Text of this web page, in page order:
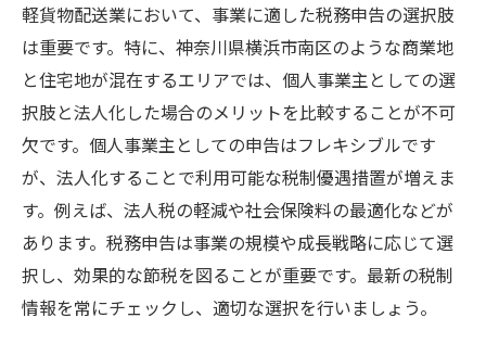
軽貨物配送業において、事業に適した税務申告の選択肢
は重要です。特に、神奈川県横浜市南区のような商業地
と住宅地が混在するエリアでは、個人事業主としての選
択肢と法人化した場合のメリットを比較することが不可
欠です。個人事業主としての申告はフレキシブルです
が、法人化することで利用可能な税制優遇措置が増えま
す。例えば、法人税の軽減や社会保険料の最適化などが
あります。税務申告は事業の規模や成長戦略に応じて選
択し、効果的な節税を図ることが重要です。最新の税制
情報を常にチェックし、適切な選択を行いましょう。